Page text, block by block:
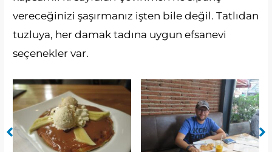
vereceğinizi şaşırmanız işten bile değil. Tatlıdan
tuzluya, her damak tadına uygun efsanevi
seçenekler var.